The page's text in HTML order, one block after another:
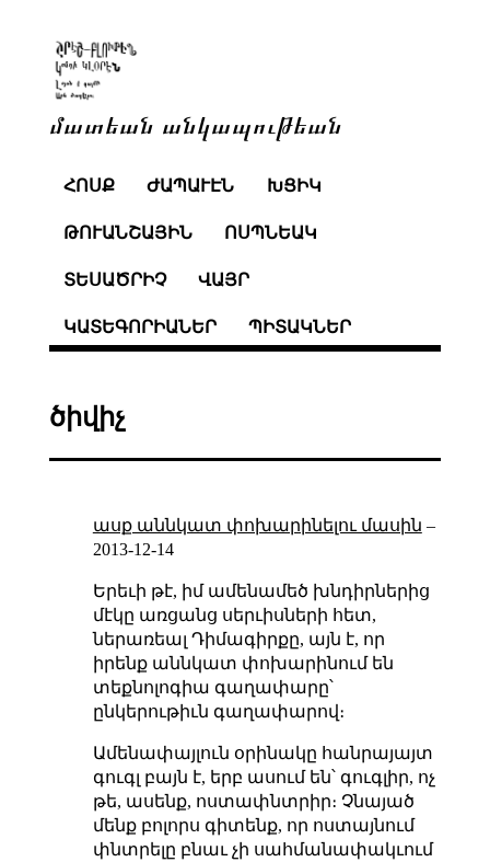
մատեան անկապութեան
ՀՈՍՔ ԺԱՊԱՒԷՆ ԽՑԻԿ
ԹՈՒԱՆՇԱՅԻՆ ՈՍՊՆԵԱԿ
ՏԵՍԱԾՐԻՉ ՎԱՅՐ
ԿԱՏԵԳՈՐԻԱՆԵՐ ՊԻՏԱԿՆԵՐ
ծիվիչ
ասք աննկատ փոխարինելու մասին –
2013-12-14
Երեւի թէ, իմ ամենամեծ խնդիրներից
մէկը առցանց սերւիսների հետ,
ներառեալ Դիմագիրքը, այն է, որ
իրենք աննկատ փոխարինում են
տեքնոլոգիա գաղափարը՝
ընկերութիւն գաղափարով։
Ամենափայլուն օրինակը հանրայայտ
գուգլ բայն է, երբ ասում են՝ գուգլիր, ոչ
թե, ասենք, ոստափնտրիր։ Չնայած
մենք բոլորս գիտենք, որ ոստայնում
փնտրելը բնաւ չի սահմանափակւում